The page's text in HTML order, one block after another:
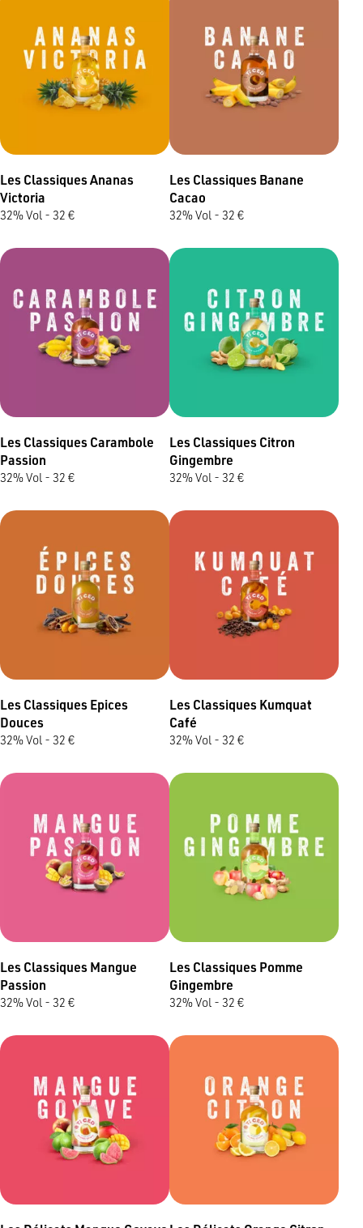
Les Classiques Ananas
Victoria
32% Vol - 32 €
Les Classiques Banane
Cacao
32% Vol - 32 €
Les Classiques Carambole
Passion
32% Vol - 32 €
Les Classiques Citron
Gingembre
32% Vol - 32 €
Les Classiques Epices
Douces
32% Vol - 32 €
Les Classiques Kumquat
Café
32% Vol - 32 €
Les Classiques Mangue
Passion
32% Vol - 32 €
Les Classiques Pomme
Gingembre
32% Vol - 32 €